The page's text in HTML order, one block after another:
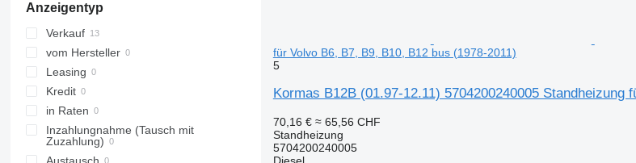
Anzeigentyp
Verkauf
vom Hersteller
Leasing
Kredit
in Raten
Inzahlungnahme (Tausch mit
Zuzahlung)
für Volvo B6, B7, B9, B10, B12 bus (1978-2011)
5
Kormas B12B (01.97-12.11) 5704200240005 Standheizung
70,16 € ≈ 65,56 CHF
Standheizung
5704200240005